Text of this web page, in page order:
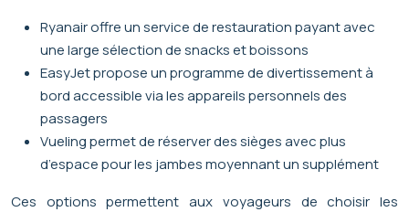
Ryanair offre un service de restauration payant avec
une large sélection de snacks et boissons
EasyJet propose un programme de divertissement à
bord accessible via les appareils personnels des
passagers
Vueling permet de réserver des sièges avec plus
d’espace pour les jambes moyennant un supplément
Ces options permettent aux voyageurs de choisir les